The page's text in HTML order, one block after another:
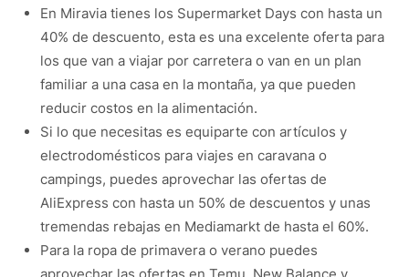
En Miravia tienes los Supermarket Days con hasta un
40% de descuento, esta es una excelente oferta para
los que van a viajar por carretera o van en un plan
familiar a una casa en la montaña, ya que pueden
reducir costos en la alimentación.
Si lo que necesitas es equiparte con artículos y
electrodomésticos para viajes en caravana o
campings, puedes aprovechar las ofertas de
AliExpress con hasta un 50% de descuentos y unas
tremendas rebajas en Mediamarkt de hasta el 60%.
Para la ropa de primavera o verano puedes